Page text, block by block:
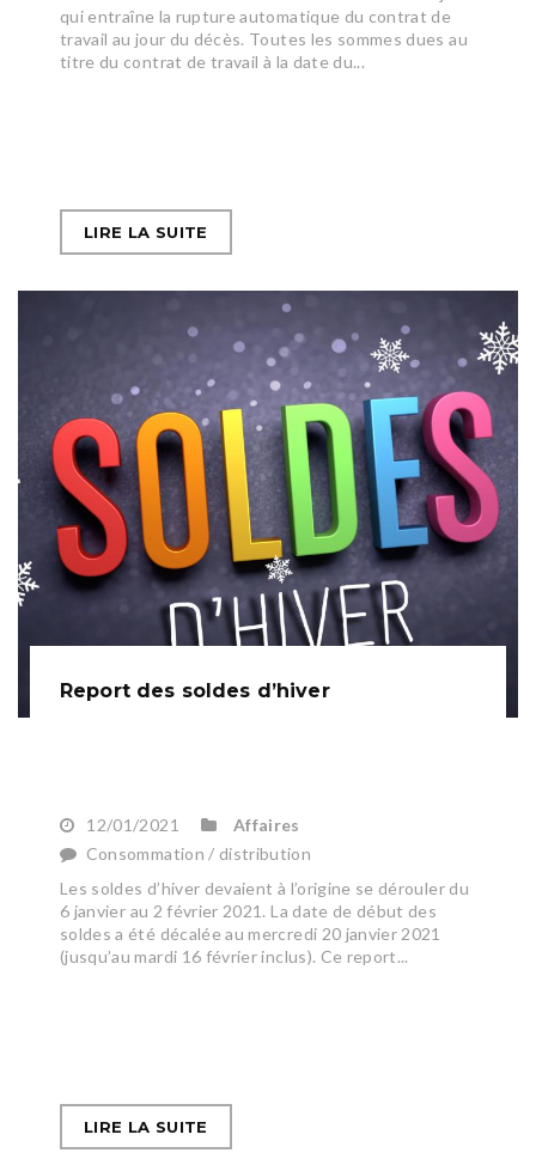
qui entraîne la rupture automatique du contrat de
travail au jour du décès. Toutes les sommes dues au
titre du contrat de travail à la date du...
LIRE LA SUITE
Report des soldes d’hiver
12/01/2021
Affaires
Consommation / distribution
Les soldes d’hiver devaient à l’origine se dérouler du
6 janvier au 2 février 2021. La date de début des
soldes a été décalée au mercredi 20 janvier 2021
(jusqu’au mardi 16 février inclus). Ce report...
LIRE LA SUITE